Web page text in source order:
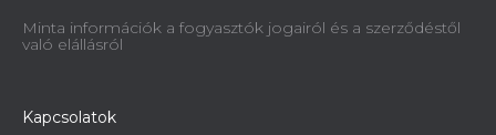
Minta információk a fogyasztók jogairól és a szerződéstől
való elállásról
Kapcsolatok